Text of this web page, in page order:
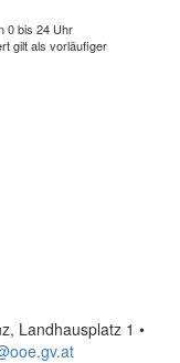
0 bis 24 Uhr
gilt als vorläufiger
Landhausplatz 1 •